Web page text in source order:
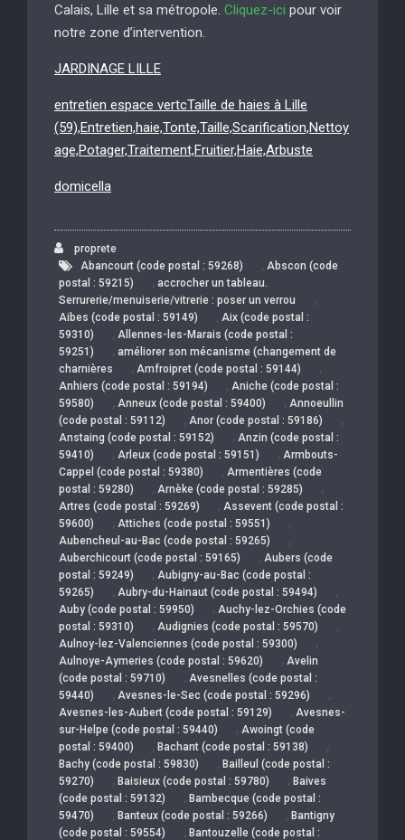
Calais, Lille et sa métropole. Cliquez-ici pour voir
notre zone d’intervention.
JARDINAGE LILLE
entretien espace vertcTaille de haies à Lille
(59),Entretien,haie,Tonte,Taille,Scarification,Nettoy
age,Potager,Traitement,Fruitier,Haie,Arbuste
domicella
proprete
Abancourt (code postal : 59268)
, Abscon (code
postal : 59215)
, accrocher un tableau.
Serrurerie/menuiserie/vitrerie : poser un verrou
,
Aibes (code postal : 59149) , Aix (code postal :
59310)
, Allennes-les-Marais (code postal :
59251)
, améliorer son mécanisme (changement de
charnières
, Amfroipret (code postal : 59144) ,
Anhiers (code postal : 59194) , Aniche (code postal :
59580)
, Anneux (code postal : 59400) , Annoeullin
(code postal : 59112)
, Anor (code postal : 59186) ,
Anstaing (code postal : 59152) , Anzin (code postal :
59410)
, Arleux (code postal : 59151) , Armbouts-
Cappel (code postal : 59380)
, Armentières (code
postal : 59280)
, Arnèke (code postal : 59285) ,
Artres (code postal : 59269) , Assevent (code postal :
59600)
, Attiches (code postal : 59551) ,
Aubencheul-au-Bac (code postal : 59265) ,
Auberchicourt (code postal : 59165) , Aubers (code
postal : 59249)
, Aubigny-au-Bac (code postal :
59265)
, Aubry-du-Hainaut (code postal : 59494) ,
Auby (code postal : 59950) , Auchy-lez-Orchies (code
postal : 59310)
, Audignies (code postal : 59570) ,
Aulnoy-lez-Valenciennes (code postal : 59300) ,
Aulnoye-Aymeries (code postal : 59620) , Avelin
(code postal : 59710)
, Avesnelles (code postal :
59440)
, Avesnes-le-Sec (code postal : 59296) ,
Avesnes-les-Aubert (code postal : 59129) , Avesnes-
sur-Helpe (code postal : 59440)
, Awoingt (code
postal : 59400)
, Bachant (code postal : 59138) ,
Bachy (code postal : 59830) , Bailleul (code postal :
59270)
, Baisieux (code postal : 59780) , Baives
(code postal : 59132)
, Bambecque (code postal :
59470)
, Banteux (code postal : 59266) , Bantigny
(code postal : 59554)
, Bantouzelle (code postal :